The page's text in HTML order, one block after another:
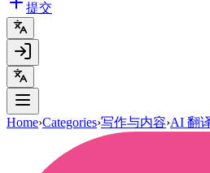
提交
Home›Categories›写作与内容›AI 翻